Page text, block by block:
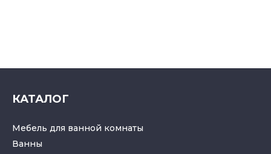
КАТАЛОГ
Мебель для ванной комнаты
Ванны